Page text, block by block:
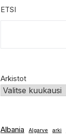
ETSI
Arkistot
Albania Algarve arki